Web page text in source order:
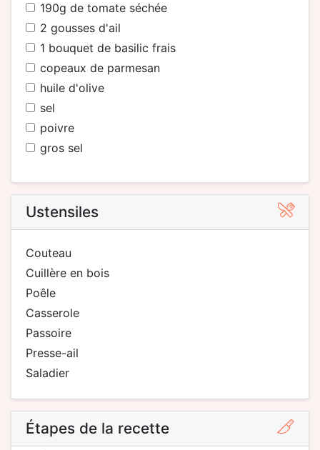
190g de tomate séchée
2 gousses d'ail
1 bouquet de basilic frais
copeaux de parmesan
huile d'olive
sel
poivre
gros sel
Ustensiles
couteau
cuillère en bois
poêle
casserole
passoire
presse-ail
saladier
Étapes de la recette